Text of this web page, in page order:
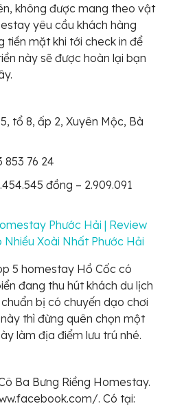
không được mang theo vật
yêu cầu khách hàng
tiền mặt khi tới check in để
này sẽ được hoàn lại bạn
tổ 8, ấp 2, Xuyên Mộc, Bà
853 76 24
đồng – 2.909.091
Phước Hải | Review
Xoài Nhất Phước Hải
5 homestay Hồ Cốc có
đang thu hút khách du lịch
bị có chuyến dạo chơi
thì đừng quên chọn một
làm địa điểm lưu trú nhé.
Ba Bưng Riềng Homestay.
. Có tại: